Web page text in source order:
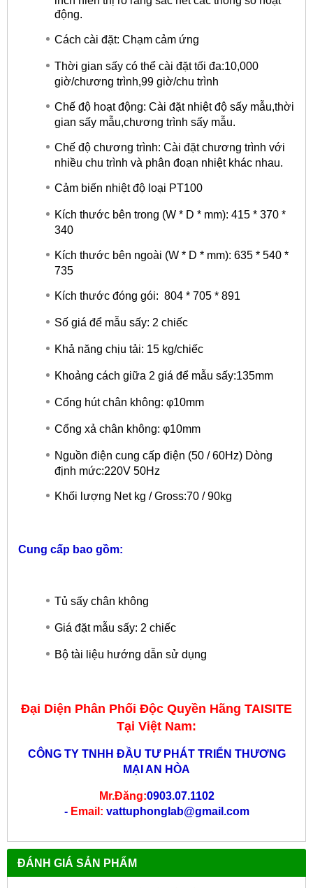
động.
Cách cài đặt: Chạm cảm ứng
Thời gian sấy có thể cài đặt tối đa:10,000
giờ/chương trình,99 giờ/chu trình
Chế độ hoạt động: Cài đặt nhiệt độ sấy mẫu,thời
gian sấy mẫu,chương trình sấy mẫu.
Chế độ chương trình: Cài đặt chương trình với
nhiều chu trình và phân đoạn nhiệt khác nhau.
Cảm biến nhiệt độ loại PT100
Kích thước bên trong (W * D * mm): 415 * 370 *
340
Kích thước bên ngoài (W * D * mm): 635 * 540 *
735
Kích thước đóng gói: 804 * 705 * 891
Số giá để mẫu sấy: 2 chiếc
Khả năng chịu tải: 15 kg/chiếc
Khoảng cách giữa 2 giá để mẫu sấy:135mm
Cổng hút chân không: φ10mm
Cổng xả chân không: φ10mm
Nguồn điện cung cấp điện (50 / 60Hz) Dòng
định mức:220V 50Hz
Khối lượng Net kg / Gross:70 / 90kg
Cung cấp bao gồm:
Tủ sấy chân không
Giá đặt mẫu sấy: 2 chiếc
Bộ tài liệu hướng dẫn sử dụng
Đại Diện Phân Phối Độc Quyền Hãng TAISITE
Tại Việt Nam:
CÔNG TY TNHH ĐẦU TƯ PHÁT TRIỂN THƯƠNG
MẠI AN HÒA
Mr.Đăng:0903.07.1102
- Email: vattuphonglab@gmail.com
ĐÁNH GIÁ SẢN PHẨM